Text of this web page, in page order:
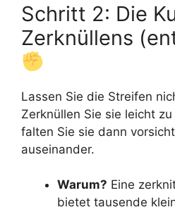
Schritt 2: Die
Zerknüllens
Lassen Sie die Streifen
Zerknüllen Sie sie leicht
falten Sie sie dann
auseinander.
Warum? Eine
bietet tausende